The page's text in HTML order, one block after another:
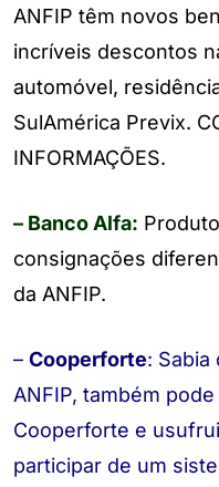
ANFIP têm novos
incríveis descontos
automóvel,
SulAmérica Previx.
INFORMAÇÕES.
– Banco Alfa:
consignações
da ANFIP.
– Cooperforte: Sabia
ANFIP, também
Cooperforte e
participar de um